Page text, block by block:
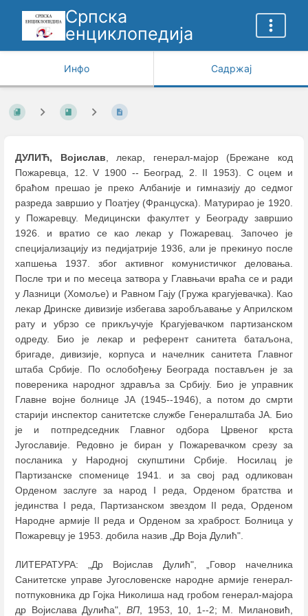
Српска
енциклопедија
Инфо Садржај
ДУЛИЋ, Војислав, лекар, генерал-мајор (Брежане код
Пожаревца, 12. V 1900 -- Београд, 2. II 1953). С оцем и
браћом прешао је преко Албаније и гимназију до седмог
разреда завршио у Поатјеу (Француска). Матурирао је 1920.
у Пожаревцу. Медицински факултет у Београду завршио
1926. и вратио се као лекар у Пожаревац. Започео је
специјализацију из педијатрије 1936, али је прекинуо после
хапшења 1937. због активног комунистичког деловања.
После три и по месеца затвора у Главњачи враћа се и ради
у Лазници (Хомоље) и Равном Гају (Гружа крагујевачка). Као
лекар Дринске дивизије избегава заробљавање у Априлском
рату и убрзо се прикључује Крагујевачком партизанском
одреду. Био је лекар и референт санитета батаљона,
бригаде, дивизије, корпуса и начелник санитета Главног
штаба Србије. По ослобођењу Београда постављен је за
повереника народног здравља за Србију. Био је управник
Главне војне болнице ЈА (1945--1946), а потом до смрти
старији инспектор санитетске службе Генералштаба ЈА. Био
је и потпредседник Главног одбора Црвеног крста
Југославије. Редовно је биран у Пожаревачком срезу за
посланика у Народној скупштини Србије. Носилац је
Партизанске споменице 1941. и за свој рад одликован
Орденом заслуге за народ I реда, Орденом братства и
јединства I реда, Партизанском звездом II реда, Орденом
Народне армије II реда и Орденом за храброст. Болница у
Пожаревцу је 1953. добила назив „Др Воја Дулић".
ЛИТЕРАТУРА: „Др Војислав Дулић", „Говор начелника
Санитетске управе Југословенске народне армије генерал-
потпуковника др Гојка Николиша над гробом генерал-мајора
др Војислава Дулића", ВП, 1953, 10, 1--2; М. Милановић,